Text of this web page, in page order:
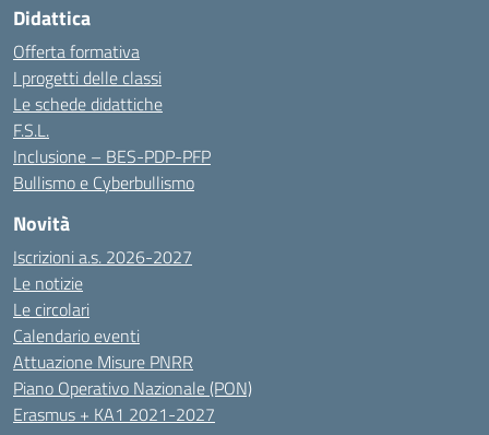
Didattica
Offerta formativa
I progetti delle classi
Le schede didattiche
F.S.L.
Inclusione – BES-PDP-PFP
Bullismo e Cyberbullismo
Novità
Iscrizioni a.s. 2026-2027
Le notizie
Le circolari
Calendario eventi
Attuazione Misure PNRR
Piano Operativo Nazionale (PON)
Erasmus + KA1 2021-2027